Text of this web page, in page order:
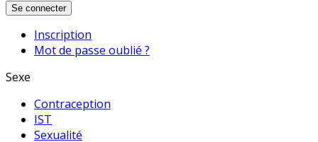
Se connecter
Inscription
Mot de passe oublié ?
Sexe
Contraception
IST
Sexualité